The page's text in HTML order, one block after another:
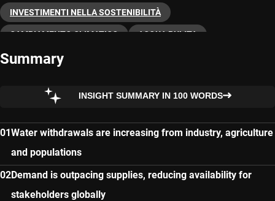
INVESTIMENTI NELLA SOSTENIBILITÀ
CAMBIAMENTO CLIMATICO ACQUA PULITA
TRANSIZIONE
Summary
INSIGHT SUMMARY IN 100 WORDS
Water withdrawals are increasing from industry, agriculture
and populations
Demand is outpacing supplies, reducing availability for
stakeholders globally